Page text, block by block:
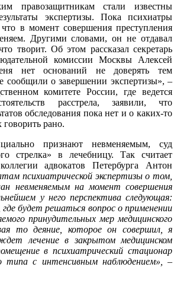
правозащитникам стали известны
экспертизы. Пока психиатры
в момент совершения преступления
Другими словами, он не отдавал
творит. Об этом рассказал секретарь
комиссии Москвы Алексей
нет оснований не доверять тем
сообщили о завершении экспертизы», –
комитете России, где ведется
расстрела, заявили, что
обследования пока нет и о каких-то
рано.
признают невменяемым, суд
стрелка» в лечебницу. Так считает
адвокатов Петербурга Антон
психиатрической экспертизы о том,
невменяемым на момент совершения
у него перспектива следующая:
где будет решаться вопрос о применении
принудительных мер медицинского
то деяние, которое он совершил, я
лечение в закрытом медицинском
в психиатрический стационар
типа с интенсивным наблюдением», –